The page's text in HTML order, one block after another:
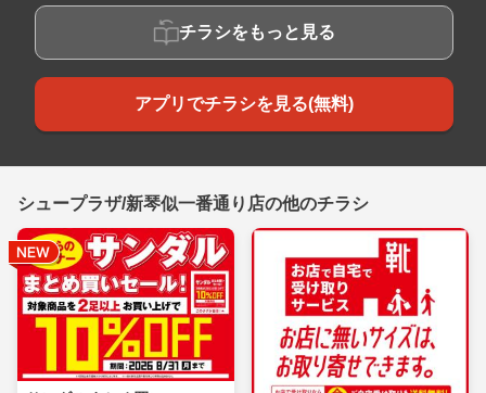
チラシをもっと見る
アプリでチラシを見る(無料)
シュープラザ/新琴似一番通り店の他のチラシ